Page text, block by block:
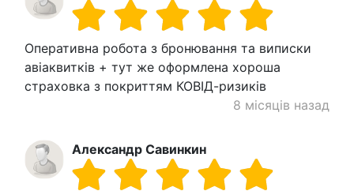
Оперативна робота з бронювання та виписки
авіаквитків + тут ​​же оформлена хороша
страховка з покриттям КОВІД-ризиків
8 місяців назад
Александр Савинкин